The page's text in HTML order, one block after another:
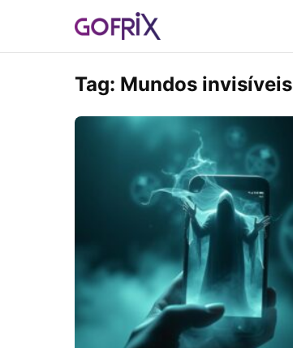
Tag: Mundos invisíveis